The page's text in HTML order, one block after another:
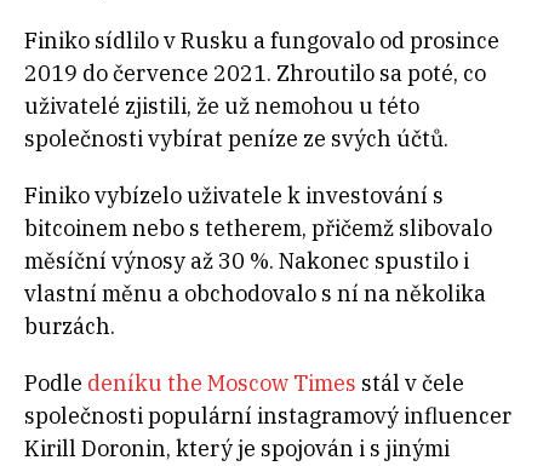
Finiko sídlilo v Rusku a fungovalo od prosince
2019 do července 2021. Zhroutilo sa poté, co
uživatelé zjistili, že už nemohou u této
společnosti vybírat peníze ze svých účtů.
Finiko vybízelo uživatele k investování s
bitcoinem nebo s tetherem, přičemž slibovalo
měsíční výnosy až 30 %. Nakonec spustilo i
vlastní měnu a obchodovalo s ní na několika
burzách.
Podle deníku the Moscow Times stál v čele
společnosti populární instagramový influencer
Kirill Doronin, který je spojován i s jinými